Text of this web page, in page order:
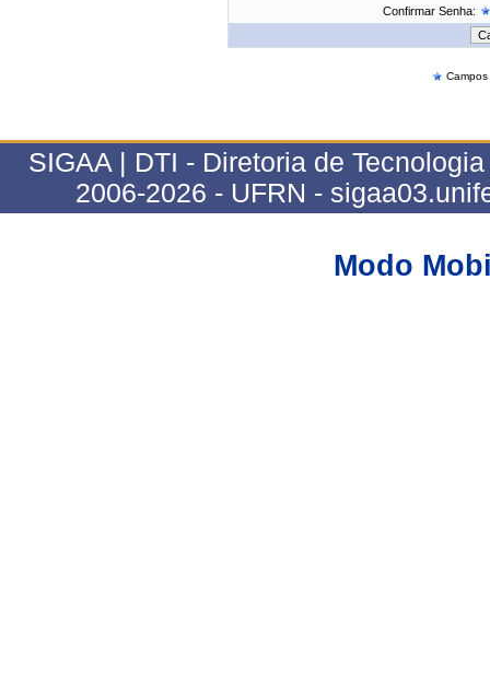
Confirmar Senha:
SIGAA | DTI - Diretoria de
2006-2026 - UFRN -
Modo